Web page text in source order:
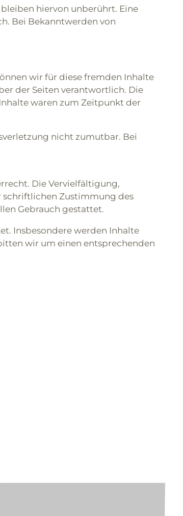
hiervon unberührt. Eine
Bei Bekanntwerden von
wir für diese fremden Inhalte
der Seiten verantwortlich. Die
waren zum Zeitpunkt der
nicht zumutbar. Bei
Die Vervielfältigung,
schriftlichen Zustimmung des
Gebrauch gestattet.
Insbesondere werden Inhalte
wir um einen entsprechenden